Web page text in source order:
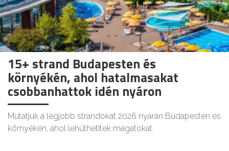
15+ strand Budapesten és
környékén, ahol hatalmasakat
csobbanhattok idén nyáron
Mutatjuk a legjobb strandokat 2026 nyarán Budapesten és
környékén, ahol lehűthetitek magatokat.